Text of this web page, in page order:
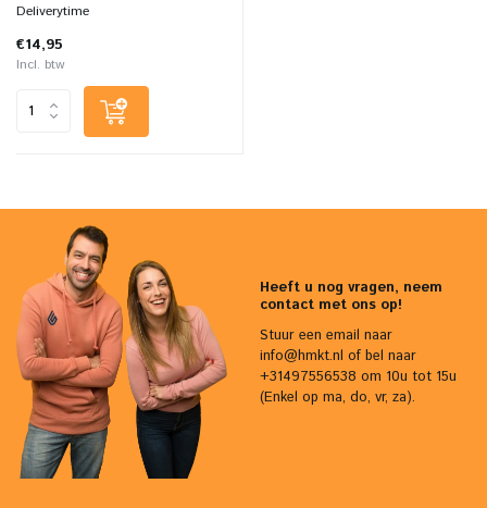
Deliverytime
€14,95
Incl. btw
Heeft u nog vragen, neem
contact met ons op!
Stuur een email naar
info@hmkt.nl of bel naar
+31497556538 om 10u tot 15u
(Enkel op ma, do, vr, za).